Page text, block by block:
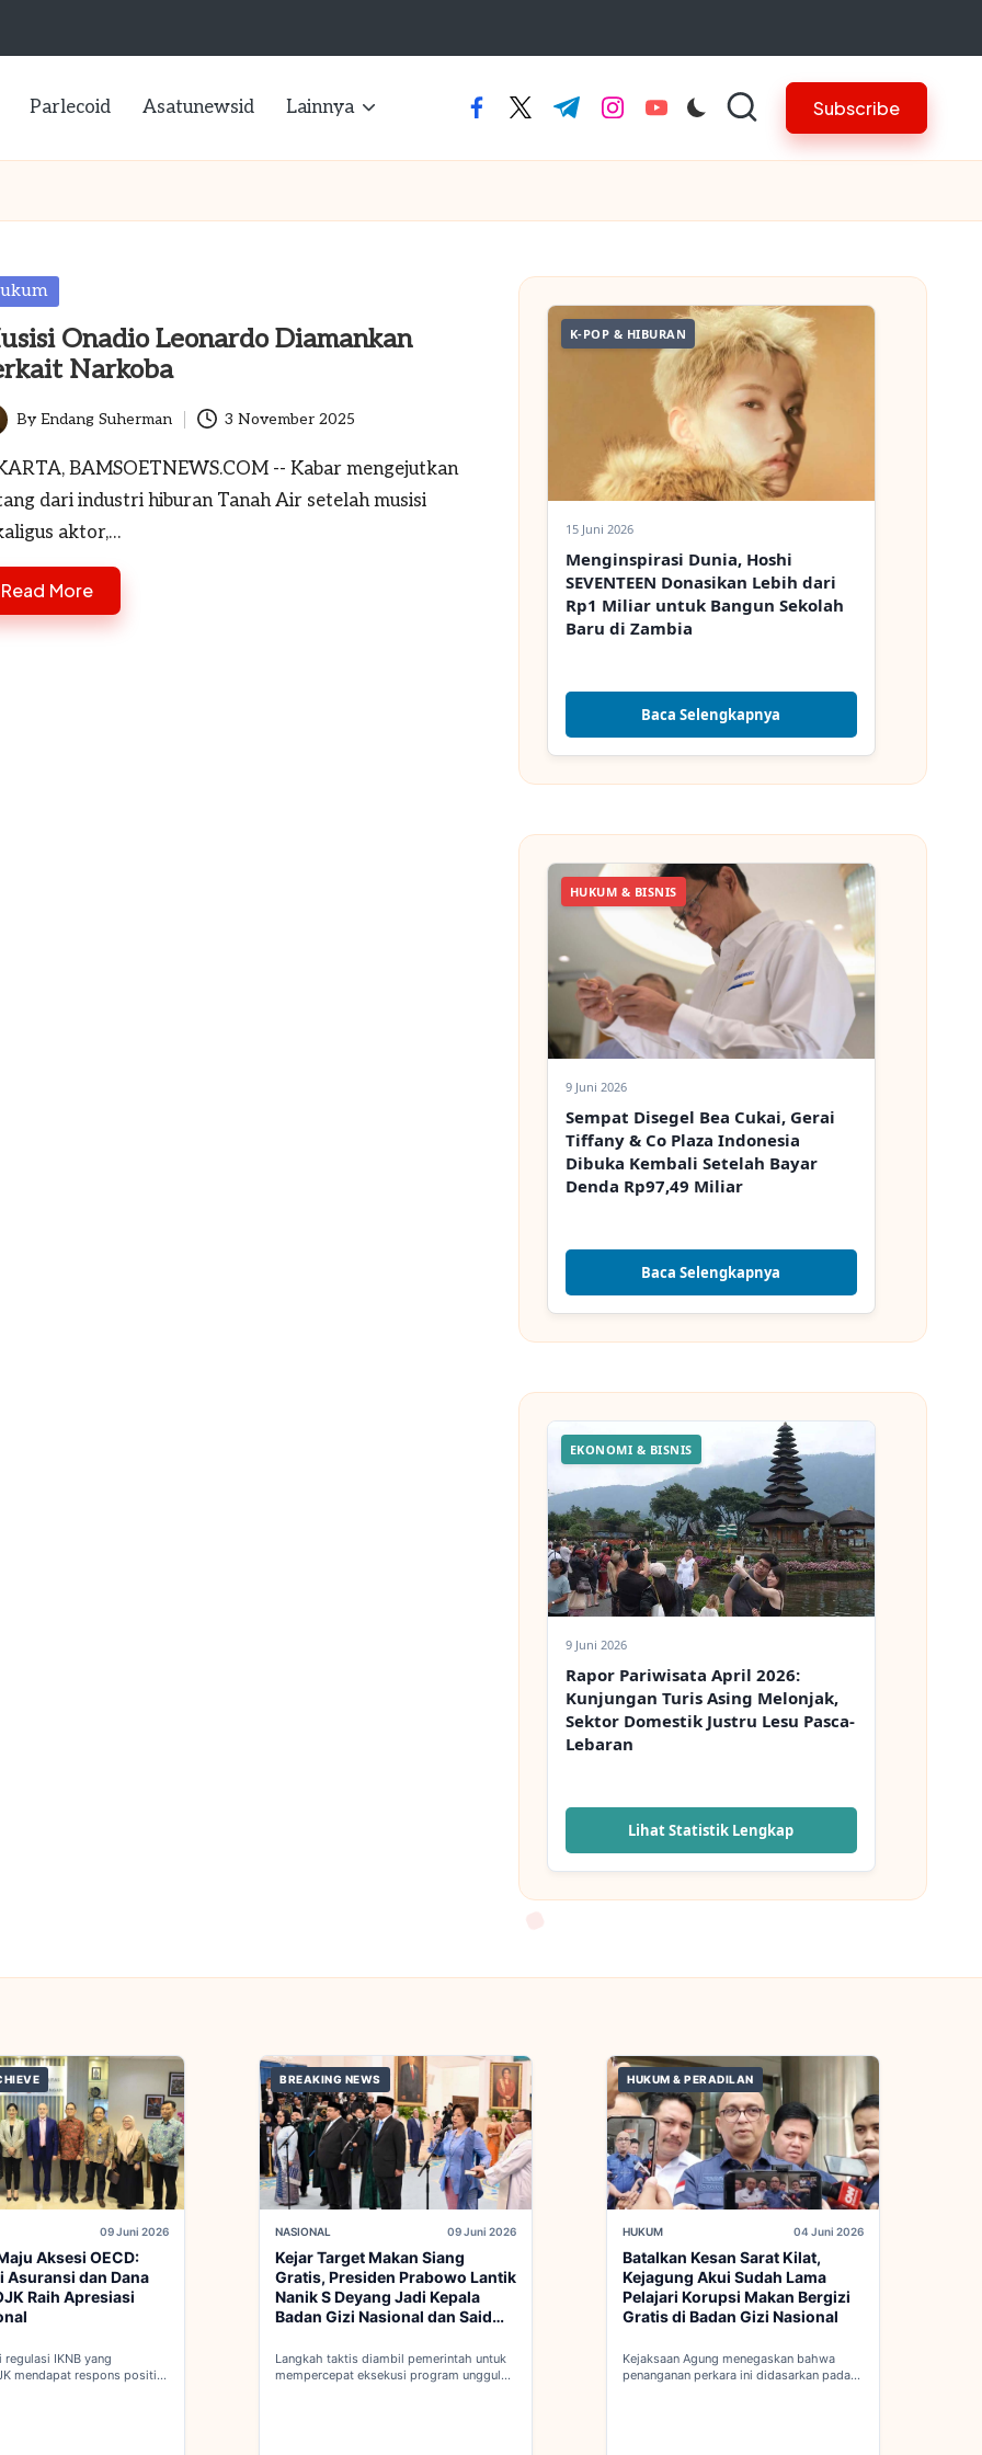
Parlecoid Asatunewsid Lainnya facebook.com
twitter.com
t.me instagram.com
youtube.com Subscribe
Onadio Leonardo Diamankan
Narkoba
ByEndang Suherman 3 November 2025
BAMSOETNEWS.COM -- Kabar mengejutkan
dari industri hiburan Tanah Air setelah musisi
aktor,…
Read More
K-POP & HIBURAN
15 Juni 2026
Menginspirasi Dunia, Hoshi
SEVENTEEN Donasikan Lebih dari
Rp1 Miliar untuk Bangun Sekolah
Baru di Zambia
Baca Selengkapnya
HUKUM & BISNIS
9 Juni 2026
Sempat Disegel Bea Cukai, Gerai
Tiffany & Co Plaza Indonesia
Dibuka Kembali Setelah Bayar
Denda Rp97,49 Miliar
Baca Selengkapnya
EKONOMI & BISNIS
9 Juni 2026
Rapor Pariwisata April 2026:
Kunjungan Turis Asing Melonjak,
Sektor Domestik Justru Lesu Pasca-
Lebaran
Lihat Statistik Lengkap
09 Juni 2026
Aksesi OECD:
Asuransi dan Dana
Raih Apresiasi
regulasi IKNB yang
mendapat respons positif
BREAKING NEWS
NASIONAL 09 Juni 2026
Kejar Target Makan Siang
Gratis, Presiden Prabowo Lantik
Nanik S Deyang Jadi Kepala
Badan Gizi Nasional dan Said
Langkah taktis diambil pemerintah untuk
mempercepat eksekusi program unggulan
HUKUM & PERADILAN
HUKUM 04 Juni 2026
Batalkan Kesan Sarat Kilat,
Kejagung Akui Sudah Lama
Pelajari Korupsi Makan Bergizi
Gratis di Badan Gizi Nasional
Kejaksaan Agung menegaskan bahwa
penanganan perkara ini didasarkan pada